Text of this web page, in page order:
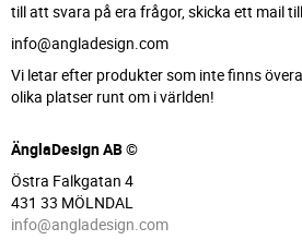
till att svara på era frågor, skicka ett mail
info@angladesign.com
Vi letar efter produkter som inte finns
olika platser runt om i världen!
ÄnglaDesign AB ©
Östra Falkgatan 4
431 33 MÖLNDAL
info@angladesign.com